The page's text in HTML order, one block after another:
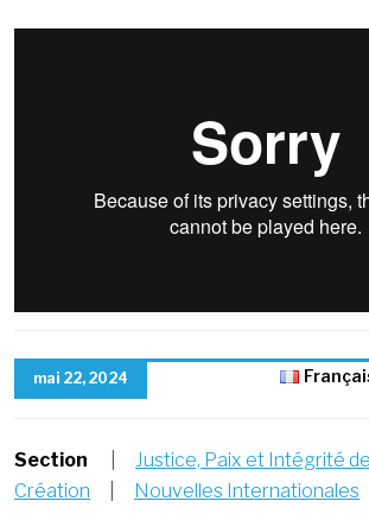
mai 22, 2024
Section
Justice, Paix et Intégrité
Création
Nouvelles Internationales